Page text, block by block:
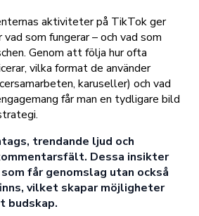
aktiviteter på TikTok ger
som fungerar – och vad som
Genom att följa hur ofta
vilka format de använder
karuseller) och vad
får man en tydligare bild
trendande ljud och
Dessa insikter
får genomslag utan också
vilket skapar möjligheter
budskap.